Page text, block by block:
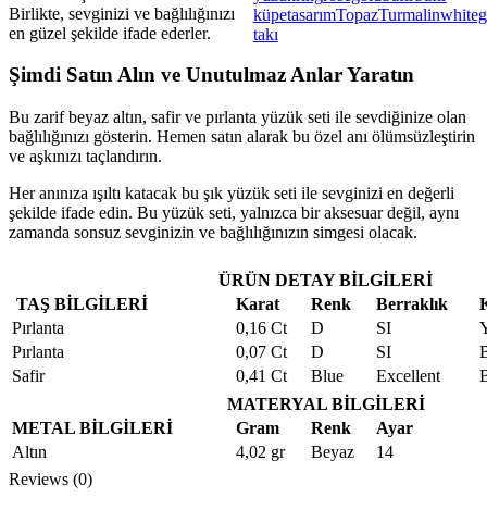
küpetasarımTopazTurmalin
takı
Birlikte, sevginizi ve bağlılığınızı
en güzel şekilde ifade ederler.
Şimdi Satın Alın ve Unutulmaz Anlar Yaratın
Bu zarif beyaz altın, safir ve pırlanta yüzük seti ile sevdiğinize olan
bağlılığınızı gösterin. Hemen satın alarak bu özel anı ölümsüzleştirin
ve aşkınızı taçlandırın.
Her anınıza ışıltı katacak bu şık yüzük seti ile sevginizi en değerli
şekilde ifade edin. Bu yüzük seti, yalnızca bir aksesuar değil, aynı
zamanda sonsuz sevginizin ve bağlılığınızın simgesi olacak.
ÜRÜN DETAY BİLGİLERİ
TAŞ BİLGİLERİ
Karat Renk Berraklık
Pırlanta
0,16 Ct D SI
Pırlanta
0,07 Ct D SI
Safir
0,41 Ct Blue Excellent
MATERYAL BİLGİLERİ
METAL BİLGİLERİ
Gram Renk
Ayar
Altın
4,02 gr Beyaz
14
Reviews (0)